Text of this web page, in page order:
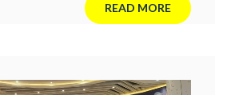
READ MORE